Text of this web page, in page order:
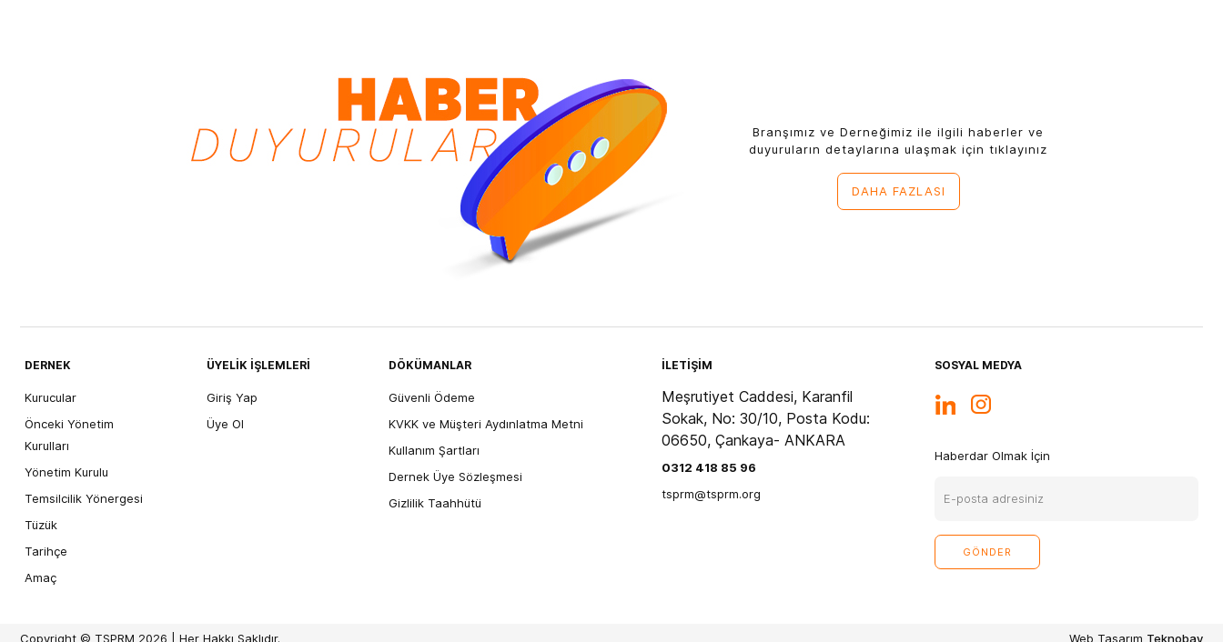
Branşımız ve Derneğimiz ile ilgili haberler ve
duyuruların detaylarına ulaşmak için tıklayınız
DAHA FAZLASI
DERNEK
Kurucular
Önceki Yönetim
Kurulları
Yönetim Kurulu
Temsilcilik Yönergesi
Tüzük
Tarihçe
Amaç
ÜYELİK İŞLEMLERİ
Giriş Yap
Üye Ol
DÖKÜMANLAR
Güvenli Ödeme
KVKK ve Müşteri Aydınlatma Metni
Kullanım Şartları
Dernek Üye Sözleşmesi
Gizlilik Taahhütü
İLETİŞİM
Meşrutiyet Caddesi, Karanfil
Sokak, No: 30/10, Posta Kodu:
06650, Çankaya- ANKARA
0312 418 85 96
tsprm@tsprm.org
SOSYAL MEDYA
Haberdar Olmak İçin
Copyright © TSPRM 2026 | Her Hakkı Saklıdır. Web Tasarım Teknobay